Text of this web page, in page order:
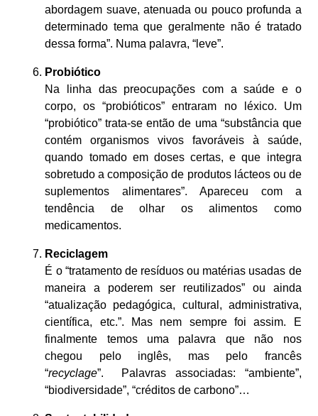
abordagem suave, atenuada ou pouco profunda a
determinado tema que geralmente não é tratado
dessa forma”. Numa palavra, “leve”.
Probiótico
Na linha das preocupações com a saúde e o
corpo, os “probióticos” entraram no léxico. Um
“probiótico” trata-se então de uma “substância que
contém organismos vivos favoráveis à saúde,
quando tomado em doses certas, e que integra
sobretudo a composição de produtos lácteos ou de
suplementos alimentares”. Apareceu com a
tendência de olhar os alimentos como
medicamentos.
Reciclagem
É o “tratamento de resíduos ou matérias usadas de
maneira a poderem ser reutilizados” ou ainda
“atualização pedagógica, cultural, administrativa,
científica, etc.”. Mas nem sempre foi assim. E
finalmente temos uma palavra que não nos
chegou pelo inglês, mas pelo francês
“recyclage”. Palavras associadas: “ambiente”,
“biodiversidade”, “créditos de carbono”…